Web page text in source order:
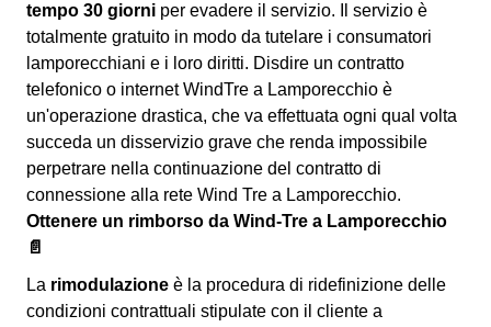
tempo 30 giorni per evadere il servizio. Il servizio è
totalmente gratuito in modo da tutelare i consumatori
lamporecchiani e i loro diritti. Disdire un contratto
telefonico o internet WindTre a Lamporecchio è
un'operazione drastica, che va effettuata ogni qual volta
succeda un disservizio grave che renda impossibile
perpetrare nella continuazione del contratto di
connessione alla rete Wind Tre a Lamporecchio.
Ottenere un rimborso da Wind-Tre a Lamporecchio
📄
La rimodulazione è la procedura di ridefinizione delle
condizioni contrattuali stipulate con il cliente a